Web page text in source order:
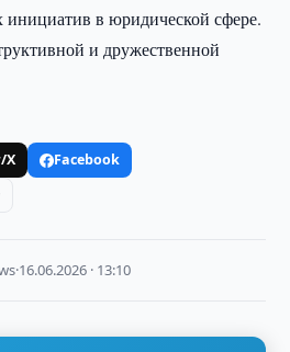
инициатив в юридической сфере.
и дружественной
X
Facebook
·16.06.2026 · 13:10